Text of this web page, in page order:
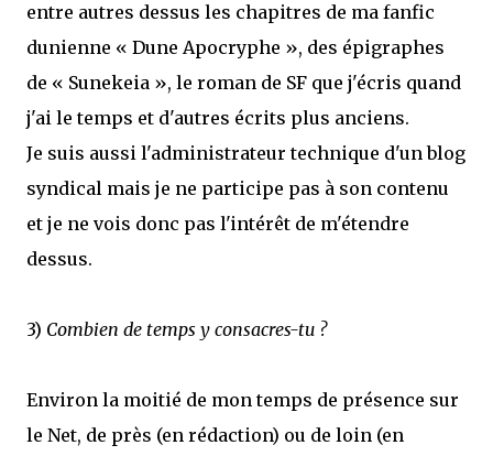
entre autres dessus les chapitres de ma fanfic
dunienne « Dune Apocryphe », des épigraphes
de « Sunekeia », le roman de SF que j'écris quand
j'ai le temps et d'autres écrits plus anciens.
Je suis aussi l'administrateur technique d'un blog
syndical mais je ne participe pas à son contenu
et je ne vois donc pas l'intérêt de m'étendre
dessus.
3) Combien de temps y consacres-tu ?
Environ la moitié de mon temps de présence sur
le Net, de près (en rédaction) ou de loin (en